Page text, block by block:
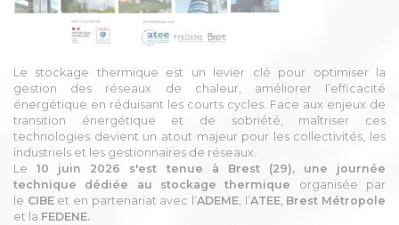
Le stockage thermique est un levier clé pour optimiser la
gestion des réseaux de chaleur, améliorer l’efficacité
énergétique en réduisant les courts cycles. Face aux enjeux de
transition énergétique et de sobriété, maîtriser ces
technologies devient un atout majeur pour les collectivités, les
industriels et les gestionnaires de réseaux.
Le10 juin 2026 s'est tenue à Brest (29), une journée
technique dédiée au stockage thermique organisée par
le CIBE et en partenariat avec l’ADEME, l’ATEE, Brest Métropole
et la FEDENE.